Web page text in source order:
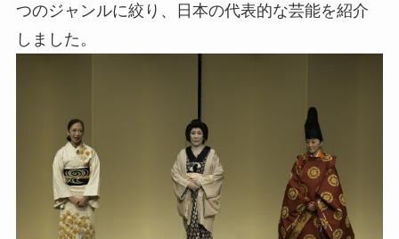
つのジャンルに絞り、日本の代表的な芸能を紹介
しました。